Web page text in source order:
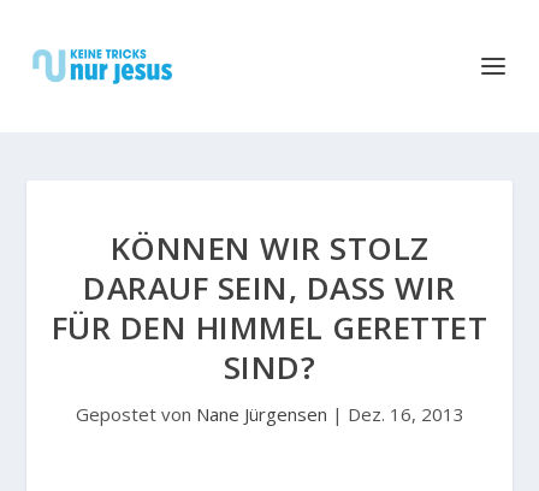
KÖNNEN WIR STOLZ
DARAUF SEIN, DASS WIR F
ÜR DEN HIMMEL GERETTET S
IND?
Gepostet von Nane Jürgensen | Dez. 16, 2013